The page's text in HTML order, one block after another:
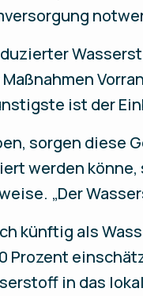
ist der
sorgen diese
werden
„Der
künftig als
Prozent
in das